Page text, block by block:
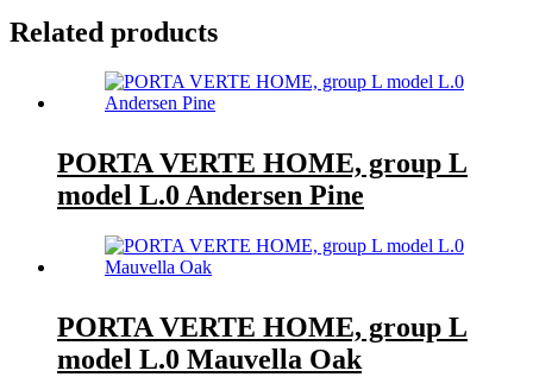
Related products
PORTA VERTE HOME, group L
model L.0 Andersen Pine
PORTA VERTE HOME, group L
model L.0 Mauvella Oak